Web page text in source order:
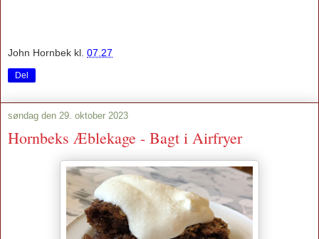
John Hornbek kl. 07.27
Del
søndag den 29. oktober 2023
Hornbeks Æblekage - Bagt i Airfryer